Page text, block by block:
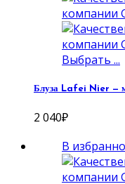
Выбрать ...
Блуза Lafei Nier —
2 040₽
В